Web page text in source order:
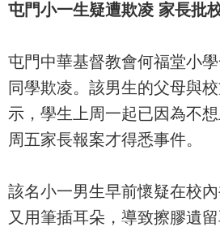
屯門小一生疑遭欺凌 家長批
屯門中華基督教會何福堂小
同學欺凌。該男生的父母與
示，學生上周一起已因為不
周五家長報案才得悉事件。
該名小一男生早前懷疑在校
又用筆插耳朵，導致擦膠遺